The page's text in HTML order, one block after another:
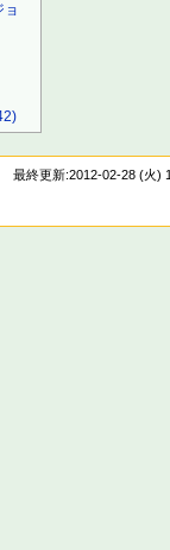
ョ
最終更新:2012-02-28 (火)